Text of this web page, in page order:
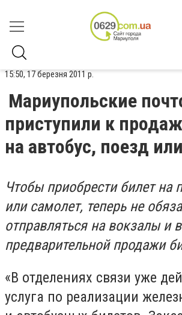
15:50, 17 березня 2011 р.
Мариупольские
приступили к
на автобус, поезд
Чтобы приобрести билет на
или самолет, теперь не
отправляться на вокзалы и
предварительной продажи
«В отделениях связи уже
услуга по реализации